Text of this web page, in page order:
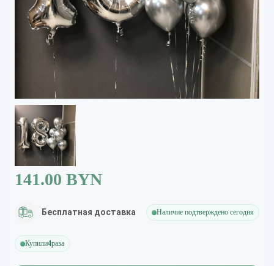
141.00 BYN
Бесплатная доставка Наличие подтверждено сегодня
Купили4раза